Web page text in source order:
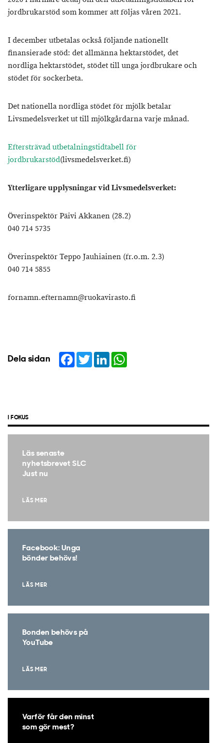
jordbrukarstöd som kommer att följas våren 2021.
I december utbetalas också följande nationellt
finansierade stöd: det allmänna hektarstödet, det
nordliga hektarstödet, stödet till unga jordbrukare och
stödet för sockerbeta.
Det nationella nordliga stödet för mjölk betalar
Livsmedelsverket ut till mjölkgårdarna varje månad.
Eftersträvad utbetalningstidtabell för
jordbrukarstöd(livsmedelsverket.fi)
Ytterligare upplysningar vid Livsmedelsverket:
Överinspektör Päivi Akkanen (28.2)
040 714 5735
Överinspektör Teppo Jauhiainen (fr.o.m. 2.3)
040 714 5855
fornamn.efternamn@ruokavirasto.fi
Dela sidan Facebook
TwitterLinkedIn
I FOKUS
Läs senaste
nyhetsbrevet SLC
Just nu
LÄS MER
Facebook: Unga
bönder behövs!
LÄS MER
Bonden behövs på
YouTube
LÄS MER
Varför får den minst
som gör mest?